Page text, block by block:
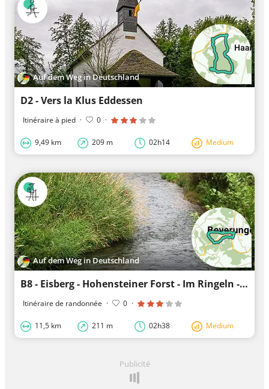
Auf dem Weg in Deutschland
D2 - Vers la Klus Eddessen
Itinéraire à pied · 0 ·
9,49 km 209 m 02h14 Medium
Auf dem Weg in Deutschland
B8 - Eisberg - Hohensteiner Forst - Im Ringeln - Beveraue
Itinéraire de randonnée · 0 ·
11,5 km 211 m 02h38 Medium
Publicité